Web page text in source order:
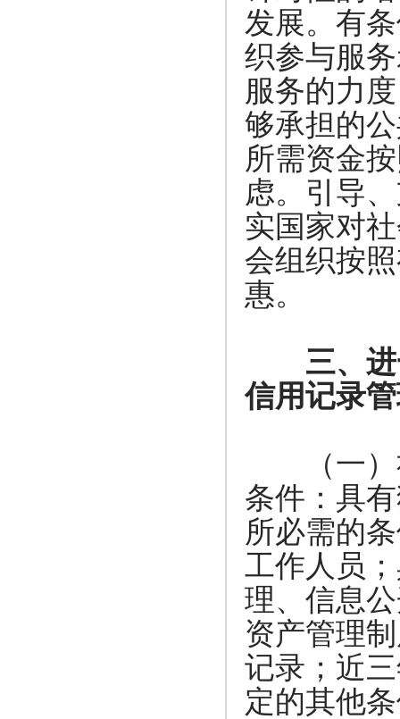
发展。有
织参与服
服务的力
够承担的
所需资金
虑。引导
实国家对
会组织按
惠。
三、
信用记录
（一）社
条件：具
所必需的
工作人员
理、信息
资产管理
记录；近
定的其他